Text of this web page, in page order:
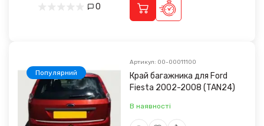
0
Популярний
Артикул: 00-00011100
Край багажника для Ford
Fiesta 2002-2008 (TAN24)
В наявності